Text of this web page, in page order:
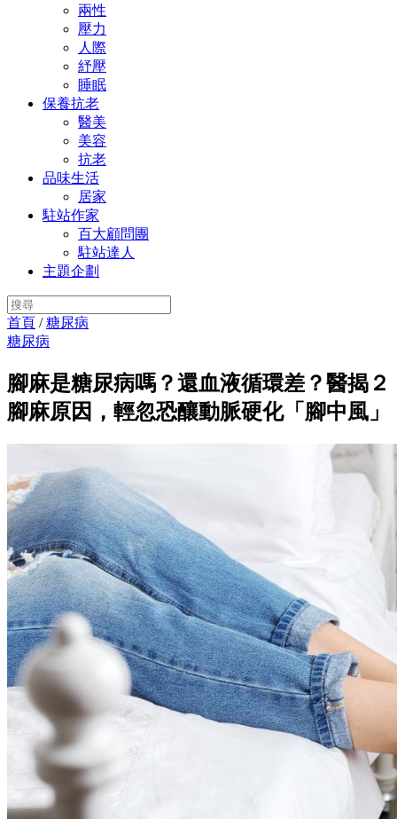
兩性
壓力
人際
紓壓
睡眠
保養抗老
醫美
美容
抗老
品味生活
居家
駐站作家
百大顧問團
駐站達人
主題企劃
首頁 /糖尿病
糖尿病
腳麻是糖尿病嗎？還血液循環差？醫揭２
腳麻原因，輕忽恐釀動脈硬化「腳中風」